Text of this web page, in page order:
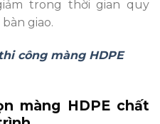
trong thời gian quy
giao.
công màng HDPE
màng HDPE chất